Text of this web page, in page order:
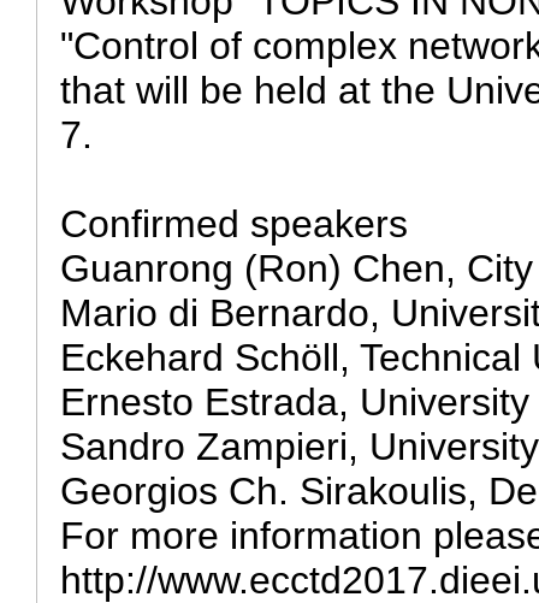
"Control of complex
that will be held at the
7.
Confirmed speakers
Guanrong (Ron) Chen,
Mario di Bernardo,
Eckehard Schöll, Technical
Ernesto Estrada,
Sandro Zampieri,
Georgios Ch. Sirakoulis,
For more information
http://